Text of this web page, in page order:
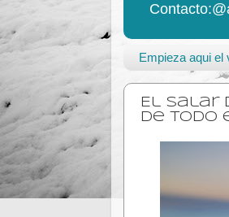
Empieza aqui el
El Salar
de todo